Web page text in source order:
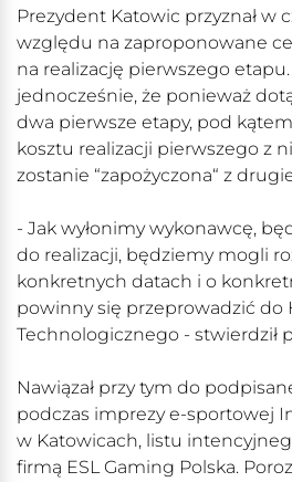
Prezydent Katowic przyznał w
względu na zaproponowane
na realizację pierwszego etapu.
jednocześnie, że ponieważ
dwa pierwsze etapy, pod
kosztu realizacji pierwszego z
zostanie “zapożyczona“ z
- Jak wyłonimy wykonawcę,
do realizacji, będziemy mogli
konkretnych datach i o
powinny się przeprowadzić do
Technologicznego - stwierdził
Nawiązał przy tym do
podczas imprezy e-sportowej
w Katowicach, listu
firmą ESL Gaming Polska.